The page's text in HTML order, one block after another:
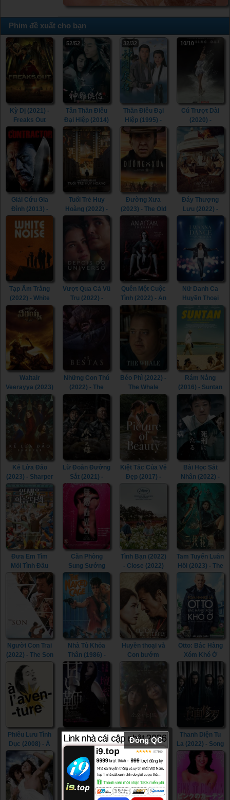
Phim đề xuất cho bạn
Kỳ Dị (2021) -
Freaks Out
(2021)
52/52
Tân Thần Điêu
Đại Hiệp (2014)
- The Romance
of the Condor
Heroes (2014)
32/32
Thần Điêu Đại
Hiệp (1995) -
Return of The
Condor Heroes
(1995)
10/10
Cú Trượt Dài
(2020) -
Spinning Out
(2020)
Giải Cứu Gia
Đình (2013) -
(2013)
Tuổi Trẻ Huy
Hoàng (2022) -
The Fabelmans
(2022)
Đường Xưa
(2023) - The Old
Way (2023)
Đáy Thượng
Lưu (2022) -
Triangle of
Sadness (2022)
Tạp Âm Trắng
(2022) - White
Noise (2022)
Vượt Qua Cả Vũ
Trụ (2022) -
Beyond the
Universe (2022)
Quên Một Cuộc
Tình (2022) - An
Affair to Forget
Nữ Danh Ca
Huyền Thoại
(2022) - Whitney
Houston: I
with Somebody
(2022)
Waltair
Veerayya (2023)
Veerayya (2023)
Những Con Thú
(2022) - The
Béo Phì (2022) -
The Whale
Rám Nắng
(2016) - Suntan
(2016)
Kẻ Lừa Đảo
(2023) - Sharper
(2023)
Lữ Đoàn Đường
Sắt (2021) -
Railway Heroes
(2021)
Kiệt Tác Của Vẻ
Đẹp (2017) -
Picture of
Bài Học Sát
Nhân (2022) -
Lesson in
Murder (2022)
Đưa Em Tìm
Mối Tình Đầu
(2022) - Life Is
Beautiful (2022)
Căn Phòng
Sung Sướng
(2015) - In the
Room (2015)
Tình Bạn (2022)
- Close (2022)
Tam Tuyến Luân
Hồi (2023) - The
River (2023)
Người Con Trai
(2022) - The Son
(2022)
Nhà Tù Khỏa
Thân (1986) -
The Naked
Cage (1986)
Huyền thoại và
Con bướm
Butterfly (2023)
Otto: Bác Hàng
Xóm Khó Ở
Called Otto
(2022)
Phiêu Lưu Tình
Dục (2008) - À
l’aventure
(2008)
Nô Lệ Tình Dục
(2013) - Sweet
Whip (2013)
Tri Kỷ (2023) -
Soulmate (2023)
Thanh Diện Tu
La (2022) - Song
of the
Assassins
(2022)
Đóng QC